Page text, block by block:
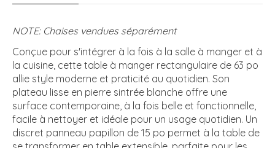
NOTE: Chaises vendues séparément
Conçue pour s'intégrer à la fois à la salle à manger et à
la cuisine, cette table à manger rectangulaire de 63 po
allie style moderne et praticité au quotidien. Son
plateau lisse en pierre sintrée blanche offre une
surface contemporaine, à la fois belle et fonctionnelle,
facile à nettoyer et idéale pour un usage quotidien. Un
discret panneau papillon de 15 po permet à la table de